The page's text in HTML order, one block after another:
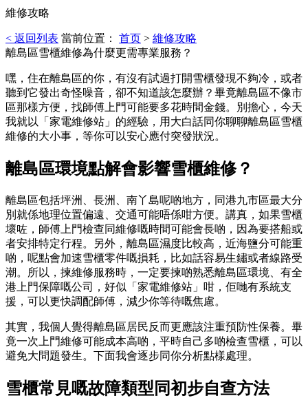
維修攻略
< 返回列表 當前位置： 首页 > 維修攻略
離島區雪櫃維修為什麼更需專業服務？
嘿，住在離島區的你，有沒有試過打開雪櫃發現不夠冷，或者
聽到它發出奇怪噪音，卻不知道該怎麼辦？畢竟離島區不像市
區那樣方便，找師傅上門可能要多花時間金錢。別擔心，今天
我就以「家電維修站」的經驗，用大白話同你聊聊離島區雪櫃
維修的大小事，等你可以安心應付突發狀況。
離島區環境點解會影響雪櫃維修？
離島區包括坪洲、長洲、南丫島呢啲地方，同港九市區最大分
別就係地理位置偏遠、交通可能唔係咁方便。講真，如果雪櫃
壞咗，師傅上門檢查同維修嘅時間可能會長啲，因為要搭船或
者安排特定行程。另外，離島區濕度比較高，近海鹽分可能重
啲，呢點會加速雪櫃零件嘅損耗，比如話容易生鏽或者線路受
潮。所以，揀維修服務時，一定要揀啲熟悉離島區環境、有全
港上門保障嘅公司，好似「家電維修站」咁，佢哋有系統支
援，可以更快調配師傅，減少你等待嘅焦慮。
其實，我個人覺得離島區居民反而更應該注重預防性保養。畢
竟一次上門維修可能成本高啲，平時自己多啲檢查雪櫃，可以
避免大問題發生。下面我會逐步同你分析點樣處理。
雪櫃常見嘅故障類型同初步自查方法